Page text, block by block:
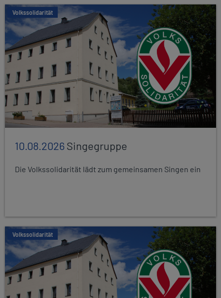
Volkssolidarität
10.08.2026Singegruppe
Die Volkssolidarität lädt zum gemeinsamen Singen ein
Volkssolidarität